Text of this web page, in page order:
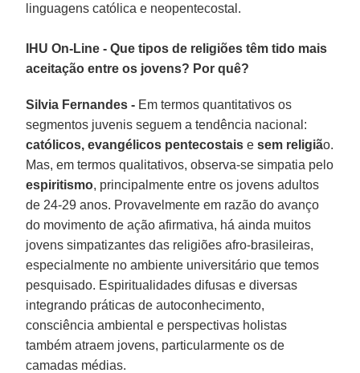
linguagens católica e neopentecostal.
IHU On-Line - Que tipos de religiões têm tido mais
aceitação entre os jovens? Por quê?
Silvia Fernandes - Em termos quantitativos os
segmentos juvenis seguem a tendência nacional:
católicos, evangélicos pentecostais e sem religião.
Mas, em termos qualitativos, observa-se simpatia pelo
espiritismo, principalmente entre os jovens adultos
de 24-29 anos. Provavelmente em razão do avanço
do movimento de ação afirmativa, há ainda muitos
jovens simpatizantes das religiões afro-brasileiras,
especialmente no ambiente universitário que temos
pesquisado. Espiritualidades difusas e diversas
integrando práticas de autoconhecimento,
consciência ambiental e perspectivas holistas
também atraem jovens, particularmente os de
camadas médias.